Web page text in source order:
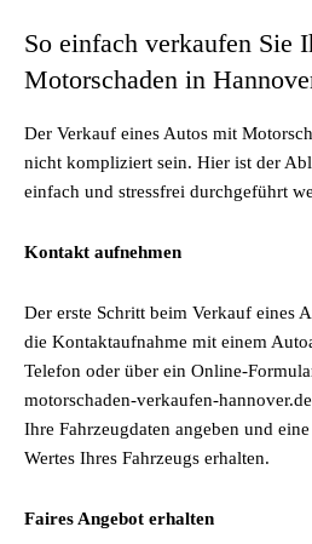
So einfach verkaufen Sie
Motorschaden in
Der Verkauf eines Autos mit
nicht kompliziert sein. Hier ist der
einfach und stressfrei durchgeführt
Kontakt aufnehmen
Der erste Schritt beim Verkauf eines
die Kontaktaufnahme mit einem
Telefon oder über ein Online-
motorschaden-verkaufen-
Ihre Fahrzeugdaten angeben und
Wertes Ihres Fahrzeugs erhalten.
Faires Angebot erhalten